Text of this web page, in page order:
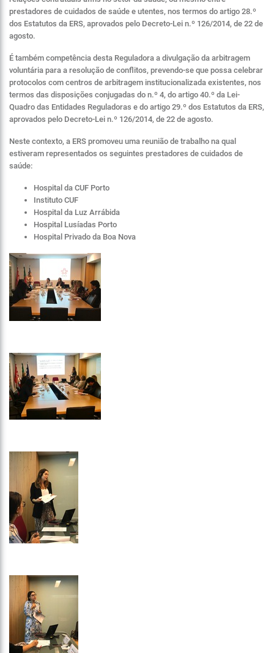
prestadores de cuidados de saúde e utentes, nos termos do artigo 28.º
dos Estatutos da ERS, aprovados pelo Decreto-Lei n.º 126/2014, de 22 de
agosto.
É também competência desta Reguladora a divulgação da arbitragem
voluntária para a resolução de conflitos, prevendo-se que possa celebrar
protocolos com centros de arbitragem institucionalizada existentes, nos
termos das disposições conjugadas do n.º 4, do artigo 40.º da Lei-
Quadro das Entidades Reguladoras e do artigo 29.º dos Estatutos da ERS,
aprovados pelo Decreto-Lei n.º 126/2014, de 22 de agosto.
Neste contexto, a ERS promoveu uma reunião de trabalho na qual
estiveram representados os seguintes prestadores de cuidados de
saúde:
Hospital da CUF Porto
Instituto CUF
Hospital da Luz Arrábida
Hospital Lusíadas Porto
Hospital Privado da Boa Nova